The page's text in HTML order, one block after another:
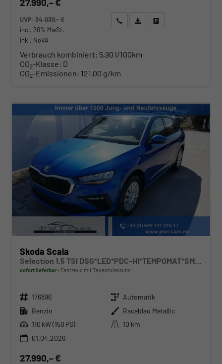
UVP:34.030,– €
incl. 20% MwSt.
inkl. NoVA
Wir rufen Sie anAngebot drucken (PDF)
Verbrauch kombiniert: 5,90 l/100km
CO2-Klasse: D
CO2-Emissionen: 121,00 g/km
Skoda Scala
sofort lieferbar Fahrzeug mit Tageszulassung
Fahrzeugnr. 176896 Getriebe Automatik
Kraftstoff Benzin Außenfarbe Raceblau Metallic
Leistung 110 kW (150 PS) Kilometerstand
10 km
01.04.2026
27.990,– €